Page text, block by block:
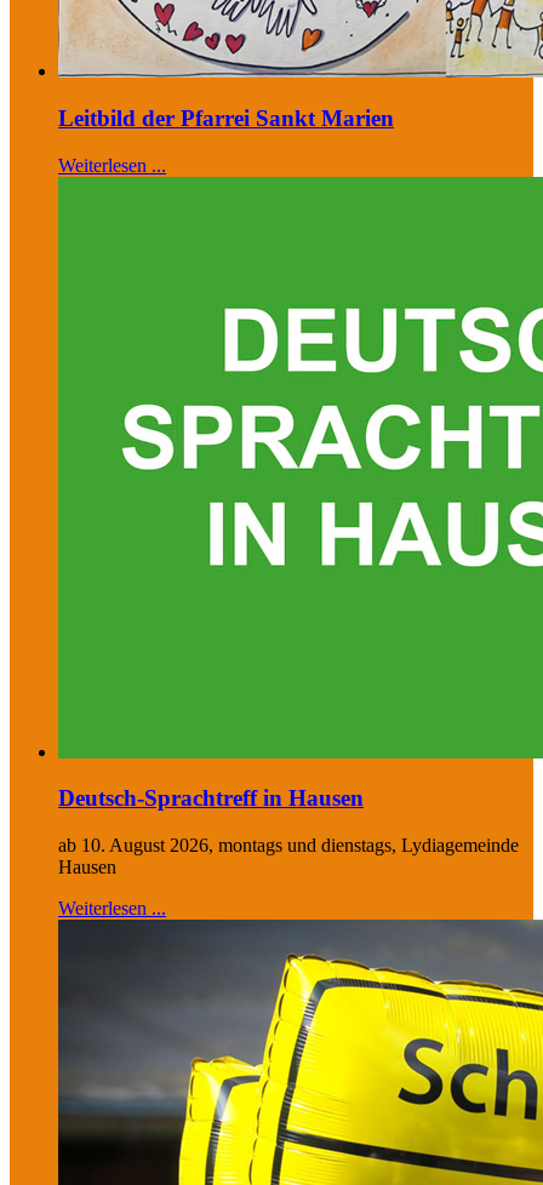
Leitbild der Pfarrei Sankt Marien
Weiterlesen ...
Deutsch-Sprachtreff in Hausen
ab 10. August 2026, montags und dienstags, Lydiagemeinde
Hausen
Weiterlesen ...